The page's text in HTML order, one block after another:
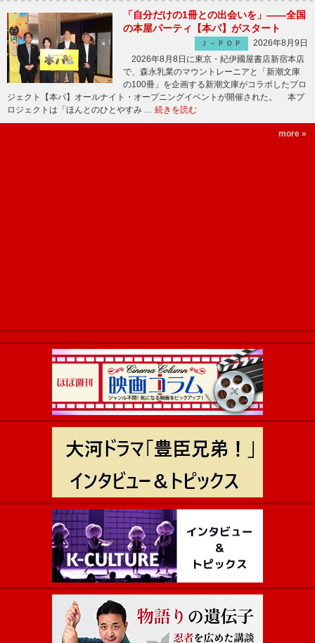
「自分だけの1冊との出会いを」――全国
の本屋パーティ【本パ】がスタート
Ｊ－ＰＯＰ
2026年8月9日
2026年8月8日に東京・紀伊國屋書店新宿本店
で、森永乳業のマウントレーニアと「新潮文庫
の100冊」を企画する新潮文庫がコラボしたプロ
ジェクト【本パ】オールナイト・オープニングイベントが開催された。 本プ
ロジェクトは「ほんとのひとやすみ … 続きを読む
more »